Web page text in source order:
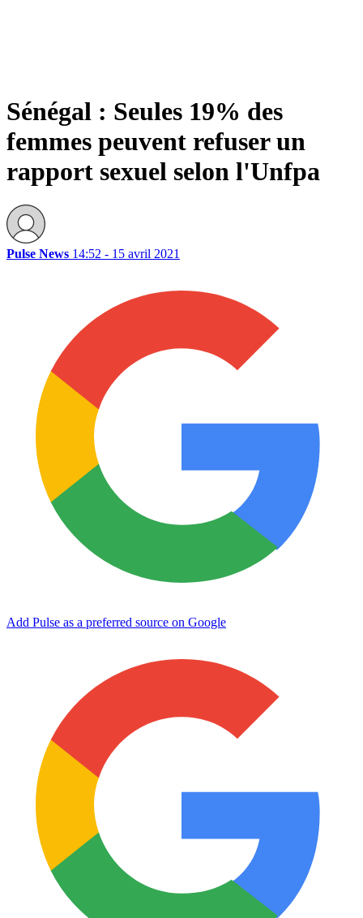
Sénégal : Seules 19% des
femmes peuvent refuser un
rapport sexuel selon l'Unfpa
Pulse News 14:52 - 15 avril 2021
Add Pulse as a preferred source on Google